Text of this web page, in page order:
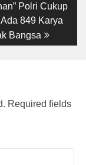
Polri Cukup
849 Karya
Bangsa
Required fields